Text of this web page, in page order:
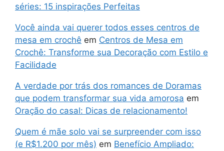
séries: 15 inspirações Perfeitas
Você ainda vai querer todos esses centros de
mesa em crochê em Centros de Mesa em
Crochê: Transforme sua Decoração com Estilo e
Facilidade
A verdade por trás dos romances de Doramas
que podem transformar sua vida amorosa em
Oração do casal: Dicas de relacionamento!
Quem é mãe solo vai se surpreender com isso
(e R$1.200 por mês) em Benefício Ampliado: